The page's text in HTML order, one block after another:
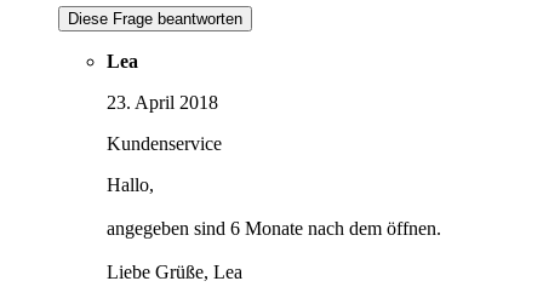
Diese Frage beantworten
Lea
23. April 2018
Kundenservice
Hallo,
angegeben sind 6 Monate nach dem öffnen.
Liebe Grüße, Lea